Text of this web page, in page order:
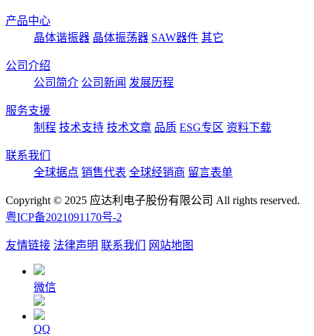
产品中心
晶体谐振器 晶体振荡器 SAW器件 其它
公司介绍
公司简介 公司新闻 发展历程
服务支援
制程 技术支持 技术文章 品质 ESG专区 资料下载
联系我们
全球据点 销售代表 全球经销商 留言表单
Copyright © 2025 应达利电子股份有限公司 All rights reserved.
粤ICP备2021091170号-2
友情链接 法律声明 联系我们 网站地图
微信
QQ